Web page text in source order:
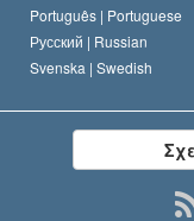
Português | Portuguese
Русский | Russian
Svenska | Swedish